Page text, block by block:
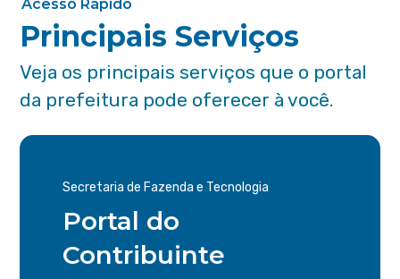
Acesso Rápido
Principais Serviços
Veja os principais serviços que o portal
da prefeitura pode oferecer à você.
Secretaria de Fazenda e Tecnologia
Portal do
Contribuinte